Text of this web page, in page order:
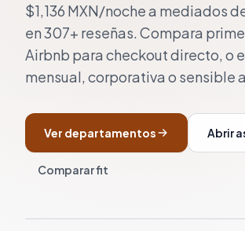
$1,136 MXN/noche a mediados
en 307+ reseñas. Compara
Airbnb para checkout directo, o
mensual, corporativa o sensible
Ver departamentos Abrir
Comparar fit